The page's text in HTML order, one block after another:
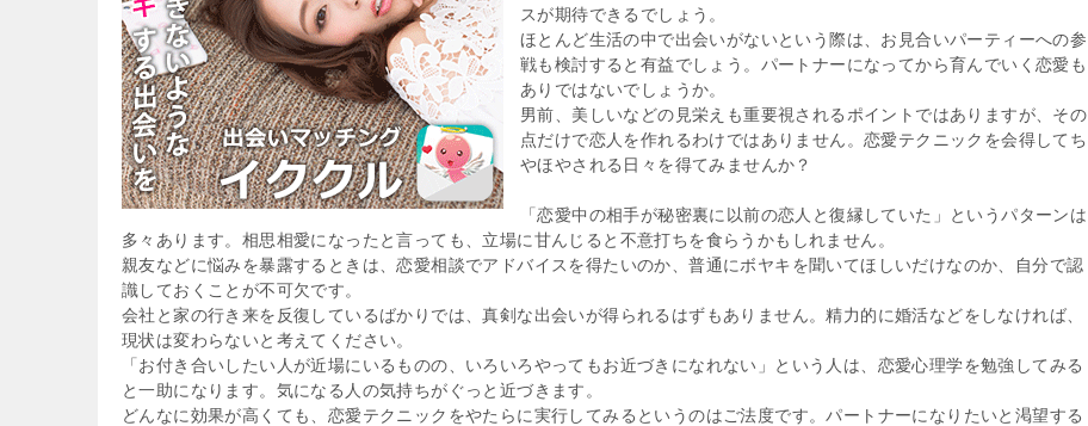
スが期待できるでしょう。
ほとんど生活の中で出会いがないという際は、お見合いパーティーへの参
戦も検討すると有益でしょう。パートナーになってから育んでいく恋愛も
ありではないでしょうか。
男前、美しいなどの見栄えも重要視されるポイントではありますが、その
点だけで恋人を作れるわけではありません。恋愛テクニックを会得してち
やほやされる日々を得てみませんか？
「恋愛中の相手が秘密裏に以前の恋人と復縁していた」というパターンは
多々あります。相思相愛になったと言っても、立場に甘んじると不意打ちを食らうかもしれません。
親友などに悩みを暴露するときは、恋愛相談でアドバイスを得たいのか、普通にボヤキを聞いてほしいだけなのか、自分で認
識しておくことが不可欠です。
会社と家の行き来を反復しているばかりでは、真剣な出会いが得られるはずもありません。精力的に婚活などをしなければ、
現状は変わらないと考えてください。
「お付き合いしたい人が近場にいるものの、いろいろやってもお近づきになれない」という人は、恋愛心理学を勉強してみる
と一助になります。気になる人の気持ちがぐっと近づきます。
どんなに効果が高くても、恋愛テクニックをやたらに実行してみるというのはご法度です。パートナーになりたいと渇望する